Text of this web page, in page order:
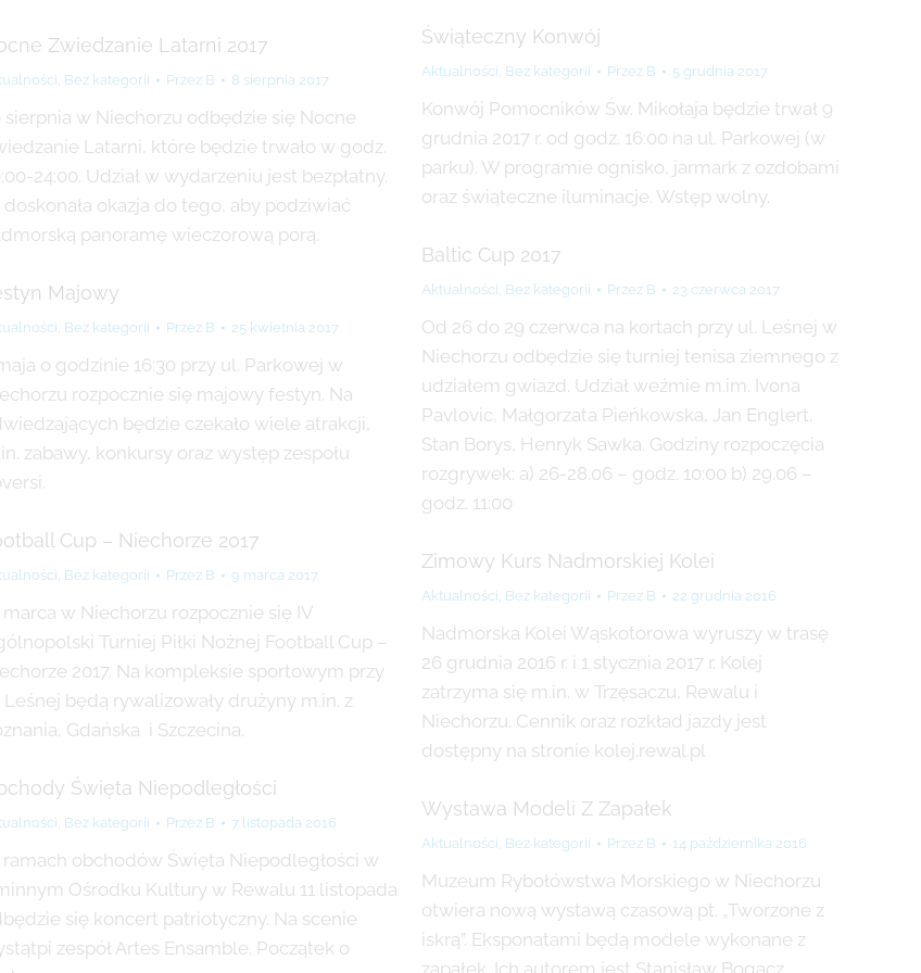
Świąteczny Konwój
Aktualności, Bez kategorii Przez B 5 grudnia 2017
Konwój Pomocników Św. Mikołaja będzie trwał 9
grudnia 2017 r. od godz. 16:00 na ul. Parkowej (w
parku). W programie ognisko, jarmark z ozdobami
oraz świąteczne iluminacje. Wstęp wolny.
Zwiedzanie Latarni 2017
, Bez kategorii Przez B 8 sierpnia 2017
sierpnia w Niechorzu odbędzie się Nocne
Latarni, które będzie trwało w godz.
24:00. Udział w wydarzeniu jest bezpłatny.
doskonała okazja do tego, aby podziwiać
panoramę wieczorową porą.
Baltic Cup 2017
Aktualności, Bez kategorii Przez B 23 czerwca 2017
Od 26 do 29 czerwca na kortach przy ul. Leśnej w
Niechorzu odbędzie się turniej tenisa ziemnego z
udziałem gwiazd. Udział weźmie m.im. Ivona
Pavlovic, Małgorzata Pieńkowska, Jan Englert,
Stan Borys, Henryk Sawka. Godziny rozpoczęcia
rozgrywek: a) 26-28.06 – godz. 10:00 b) 29.06 –
godz. 11:00
Majowy
, Bez kategorii Przez B 25 kwietnia 2017
o godzinie 16:30 przy ul. Parkowej w
rozpocznie się majowy festyn. Na
będzie czekało wiele atrakcji,
zabawy, konkursy oraz występ zespołu
Cup – Niechorze 2017
, Bez kategorii Przez B 9 marca 2017
marca w Niechorzu rozpocznie się IV
Turniej Piłki Nożnej Football Cup –
2017. Na kompleksie sportowym przy
Leśnej będą rywalizowały drużyny m.in. z
Gdańska i Szczecina.
Zimowy Kurs Nadmorskiej Kolei
Aktualności, Bez kategorii Przez B 22 grudnia 2016
Nadmorska Kolei Wąskotorowa wyruszy w trasę
26 grudnia 2016 r. i 1 stycznia 2017 r. Kolej
zatrzyma się m.in. w Trzęsaczu, Rewalu i
Niechorzu. Cennik oraz rozkład jazdy jest
dostępny na stronie kolej.rewal.pl
Święta Niepodległości
, Bez kategorii Przez B 7 listopada 2016
ramach obchodów Święta Niepodległości w
Ośrodku Kultury w Rewalu 11 listopada
się koncert patriotyczny. Na scenie
zespół Artes Ensamble. Początek o
Wystawa Modeli Z Zapałek
Aktualności, Bez kategorii Przez B 14 października 2016
Muzeum Rybołówstwa Morskiego w Niechorzu
otwiera nową wystawą czasową pt. „Tworzone z
iskrą”. Eksponatami będą modele wykonane z
zapałek. Ich autorem jest Stanisław Bogacz.